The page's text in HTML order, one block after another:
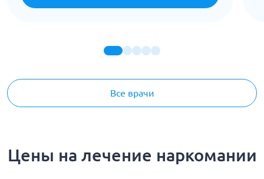
Все врачи
Цены на лечение наркомании